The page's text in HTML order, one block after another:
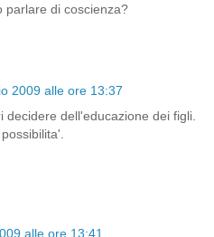
parlare di coscienza?
2009 alle ore 13:37
decidere dell'educazione dei figli.
alle ore 13:41